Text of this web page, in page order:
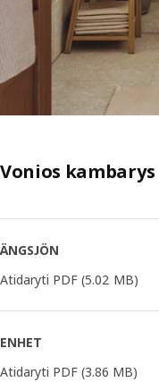
Vonios kambarys
ÄNGSJÖN
Atidaryti PDF (5.02 MB)
ENHET
Atidaryti PDF (3.86 MB)